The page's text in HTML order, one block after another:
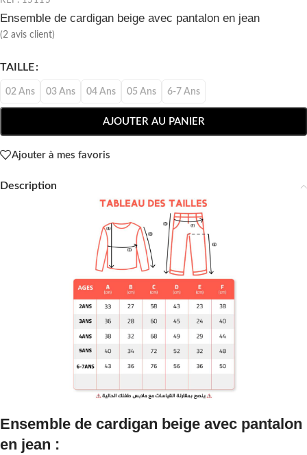
Ensemble de cardigan beige avec pantalon en jean
(2 avis client)
TAILLE
02 Ans 03 Ans 04 Ans 05 Ans 6-7 Ans
AJOUTER AU PANIER
Ajouter à mes favoris
Description
Ensemble de cardigan beige avec pantalon
en jean :